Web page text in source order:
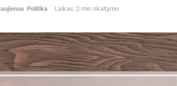
Politika Laikas: 2 min skaitymo